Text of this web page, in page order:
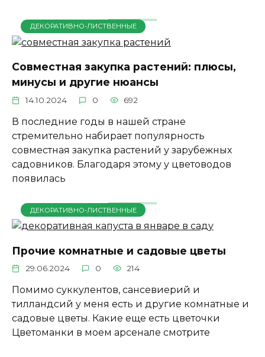
ДЕКОРАТИВНО-ЛИСТВЕННЫЕ
Совместная закупка растений: плюсы,
минусы и другие нюансы
14.10.2024 0 692
В последние годы в нашей стране
стремительно набирает популярность
совместная закупка растений у зарубежных
садовников. Благодаря этому у цветоводов
появилась
ДЕКОРАТИВНО-ЛИСТВЕННЫЕ
Прочие комнатные и садовые цветы
29.06.2024 0 214
Помимо суккулентов, сансевиерий и
тилландсий у меня есть и другие комнатные и
садовые цветы. Какие еще есть цветочки
Цветоманки в моем арсенале смотрите